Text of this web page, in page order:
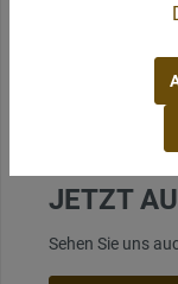
Sehen Sie uns
JETZT
Sehen Sie uns